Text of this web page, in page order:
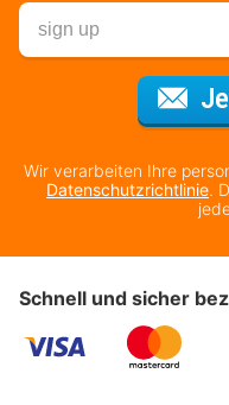
Wir verarbeiten Ihre
Datenschutzrichtlinie.
Schnell und sicher